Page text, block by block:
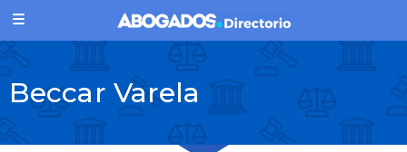
Beccar Varela